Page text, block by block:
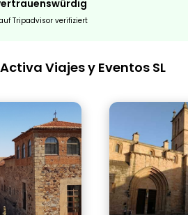
Tripadvisor verifiziert
Viajes y Eventos SL